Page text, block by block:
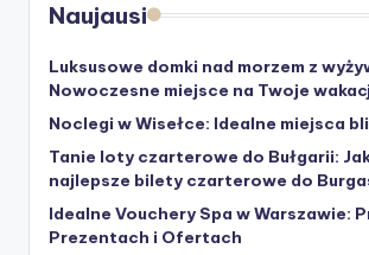
Naujausi
Luksusowe domki nad morzem z
Nowoczesne miejsce na Twoje
Noclegi w Wisełce: Idealne miejsca
Tanie loty czarterowe do Bułgarii:
najlepsze bilety czarterowe do
Idealne Vouchery Spa w Warszawie:
Prezentach i Ofertach